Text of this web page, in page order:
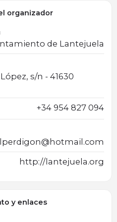
organizador
de Lantejuela
s/n - 41630
+34 954 827 094
http://lantejuela.org
y enlaces